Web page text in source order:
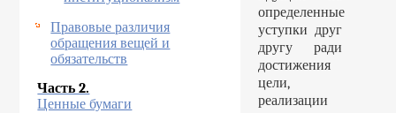
Правовые различия
обращения вещей и
обязательств
Часть 2.
Ценные бумаги
определенные
уступки друг
другу ради
достижения
цели,
реализации